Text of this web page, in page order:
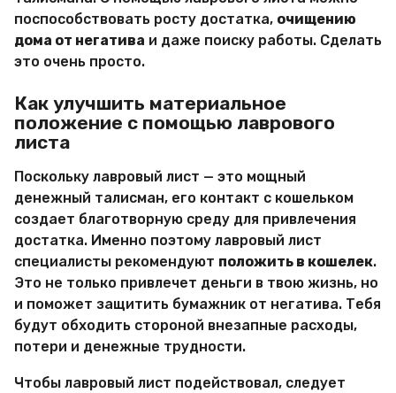
поспособствовать росту достатка, очищению
дома от негатива и даже поиску работы. Сделать
это очень просто.
Как улучшить материальное
положение с помощью лаврового
листа
Поскольку лавровый лист — это мощный
денежный талисман, его контакт с кошельком
создает благотворную среду для привлечения
достатка. Именно поэтому лавровый лист
специалисты рекомендуют положить в кошелек.
Это не только привлечет деньги в твою жизнь, но
и поможет защитить бумажник от негатива. Тебя
будут обходить стороной внезапные расходы,
потери и денежные трудности.
Чтобы лавровый лист подействовал, следует